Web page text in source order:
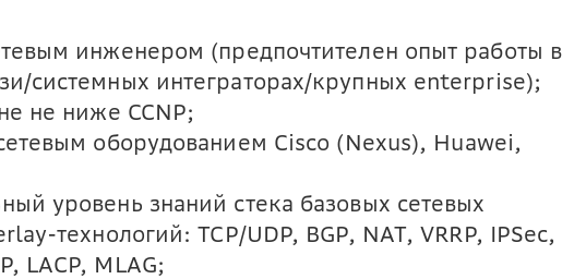
инженером (предпочтителен опыт работы в
системных интеграторах/крупных enterprise);
не ниже CCNP;
оборудованием Cisco (Nexus), Huawei,
уровень знаний стека базовых сетевых
технологий: TCP/UDP, BGP, NAT, VRRP, IPSec,
LACP, MLAG;